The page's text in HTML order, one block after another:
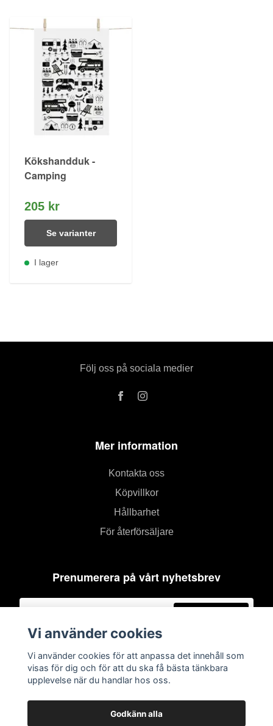
Kökshandduk -
Camping
205 kr
Se varianter
I lager
Följ oss på sociala medier
Mer information
Kontakta oss
Köpvillkor
Hållbarhet
För återförsäljare
Prenumerera på vårt nyhetsbrev
Vi använder cookies
Vi använder cookies för att anpassa det innehåll som
visas för dig och för att du ska få bästa tänkbara
upplevelse när du handlar hos oss.
Godkänn alla